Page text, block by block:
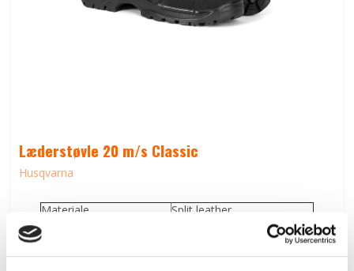
Læderstøvle 20 m/s Classic
Husqvarna
Materiale
Split leather
Godkendt i henhold til EN
EN ISO 17249:2013, Level 2
Størrelse
39 - 47